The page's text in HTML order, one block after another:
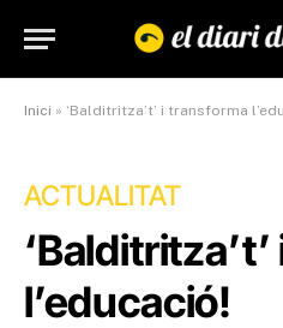
Inici » ‘Balditritza’t’ i transforma
ACTUALITAT
l’educació!